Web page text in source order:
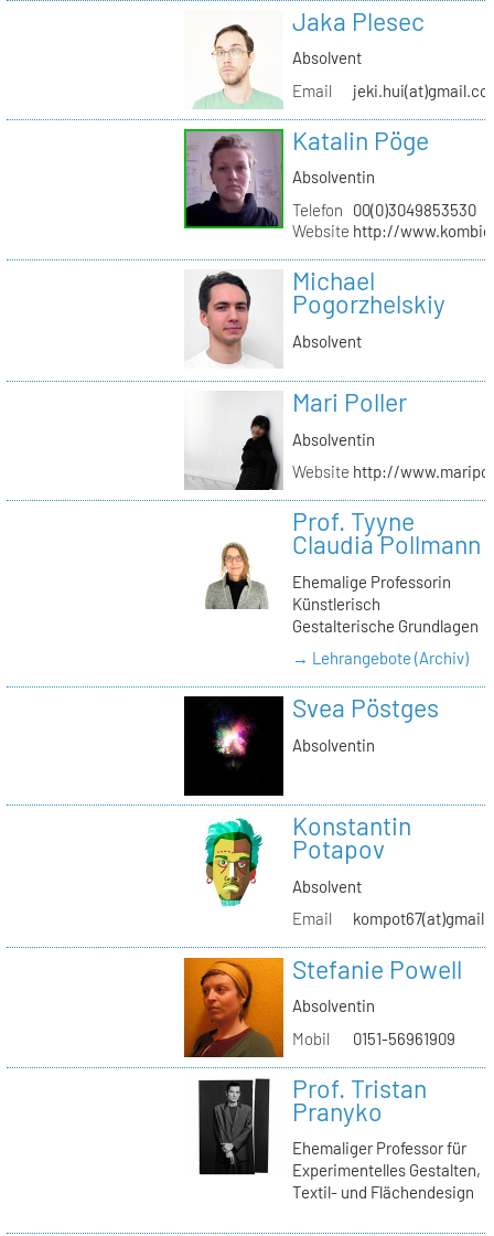
Jaka Plesec
Absolvent
Email
Katalin Pöge
Absolventin
Telefon
00(0)3049853530
Website http://
Michael
Pogorzhelskiy
Absolvent
Mari Poller
Absolventin
Website http://
Prof. Tyyne
Claudia Pollmann
Ehemalige Professorin
Künstlerisch
Gestalterische Grundlagen
→ Lehrangebote (Archiv)
Svea Pöstges
Absolventin
Konstantin
Potapov
Absolvent
Email
Stefanie Powell
Absolventin
Mobil
0151-56961909
Prof. Tristan
Pranyko
Ehemaliger Professor für
Experimentelles Gestalten,
Textil- und Flächendesign